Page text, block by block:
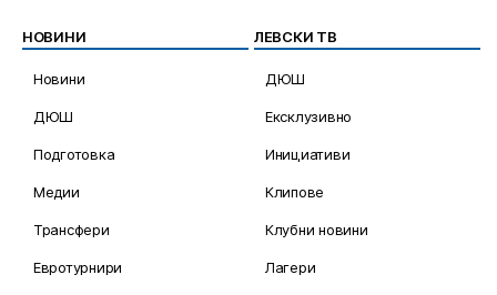
НОВИНИ
Новини
ДЮШ
Подготовка
Медии
Трансфери
Евротурнири
ЛЕВСКИ ТВ
ДЮШ
Ексклузивно
Инициативи
Клипове
Клубни новини
Лагери